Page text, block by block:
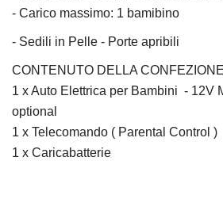
- Carico massimo: 1 bamibino
- Sedili in Pelle - Porte apribili
CONTENUTO DELLA
1 x Auto Elettrica per Bambini - 12V
optional
1 x Telecomando ( Parental Control )
1 x Caricabatterie